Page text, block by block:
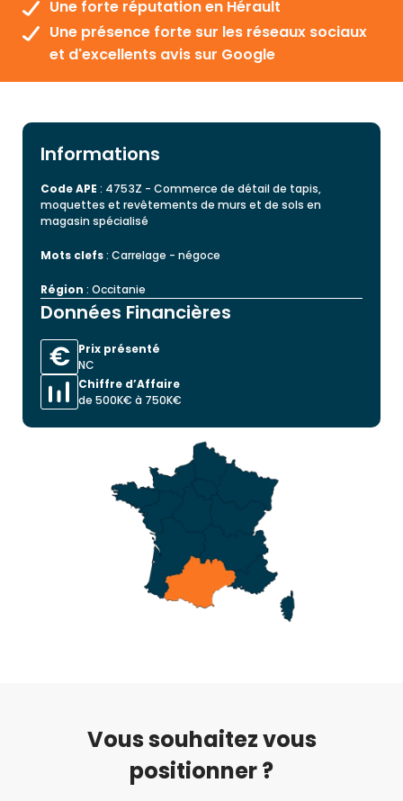
Une forte réputation en Hérault
Une présence forte sur les réseaux sociaux
et d'excellents avis sur Google
Informations
Code APE : 4753Z - Commerce de détail de tapis,
moquettes et revêtements de murs et de sols en
magasin spécialisé
Mots clefs: Carrelage - négoce
Région : Occitanie
Données Financières
Prix présenté
NC
Chiffre d’Affaire
de 500K€ à 750K€
Vous souhaitez vous
positionner ?